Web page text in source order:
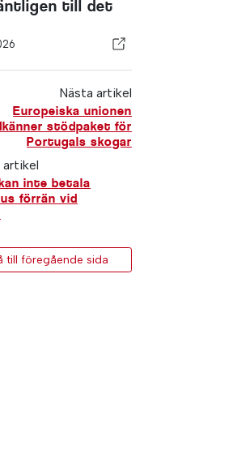
till det
Nästa artikel
Europeiska unionen
stödpaket för
Portugals skogar
artikel
inte betala
förrän vid
till föregående sida